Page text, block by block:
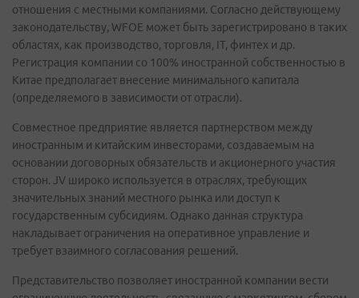
отношения с местными компаниями. Согласно действующему
законодательству, WFOE может быть зарегистрировано в таких
областях, как производство, торговля, IT, финтех и др.
Регистрация компании со 100% иностранной собственностью в
Китае предполагает внесение минимального капитала
(определяемого в зависимости от отрасли).
Совместное предприятие является партнерством между
иностранным и китайским инвесторами, создаваемым на
основании договорных обязательств и акционерного участия
сторон. JV широко используется в отраслях, требующих
значительных знаний местного рынка или доступ к
государственным субсидиям. Однако данная структура
накладывает ограничения на оперативное управление и
требует взаимного согласования решений.
Представительство позволяет иностранной компании вести